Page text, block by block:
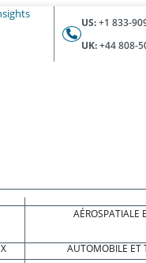
US:+1 833-
UK:+44 808-
AÉROSPATIALE
AUTOMOBILE ET